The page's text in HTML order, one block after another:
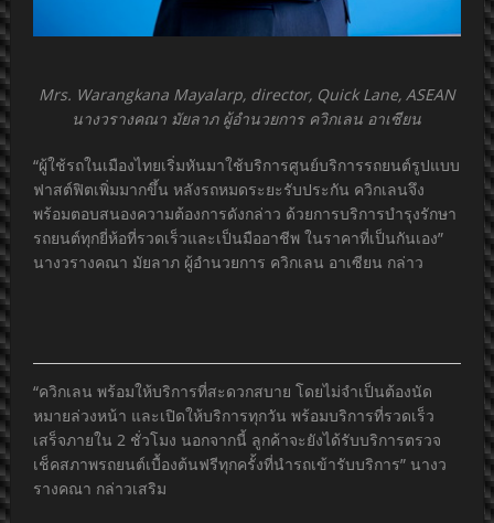
Mrs. Warangkana Mayalarp, director, Quick Lane, ASEAN
นางวรางคณา มัยลาภ ผู้อำนวยการ ควิกเลน อาเซียน
“ผู้ใช้รถในเมืองไทยเริ่มหันมาใช้บริการศูนย์บริการรถยนต์รูปแบบ
ฟาสต์ฟิตเพิ่มมากขึ้น หลังรถหมดระยะรับประกัน ควิกเลนจึง
พร้อมตอบสนองความต้องการดังกล่าว ด้วยการบริการบำรุงรักษา
รถยนต์ทุกยี่ห้อที่รวดเร็วและเป็นมืออาชีพ ในราคาที่เป็นกันเอง”
นางวรางคณา มัยลาภ ผู้อำนวยการ ควิกเลน อาเซียน กล่าว
“ควิกเลน พร้อมให้บริการที่สะดวกสบาย โดยไม่จำเป็นต้องนัด
หมายล่วงหน้า และเปิดให้บริการทุกวัน พร้อมบริการที่รวดเร็ว
เสร็จภายใน 2 ชั่วโมง นอกจากนี้ ลูกค้าจะยังได้รับบริการตรวจ
เช็คสภาพรถยนต์เบื้องต้นฟรีทุกครั้งที่นำรถเข้ารับบริการ” นางว
รางคณา กล่าวเสริม